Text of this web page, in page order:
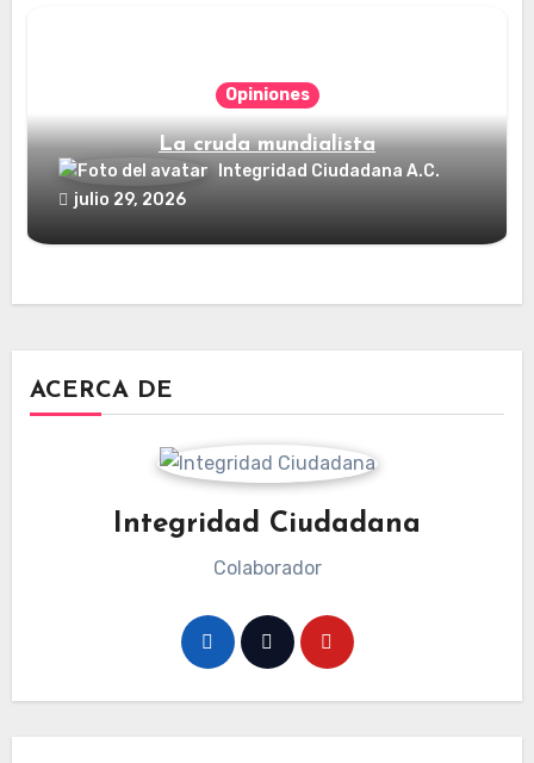
Opiniones
La cruda mundialista
Integridad Ciudadana A.C.
julio 29, 2026
ACERCA DE
Integridad Ciudadana
Colaborador